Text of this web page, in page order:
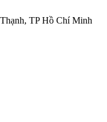
TP Hồ Chí Minh